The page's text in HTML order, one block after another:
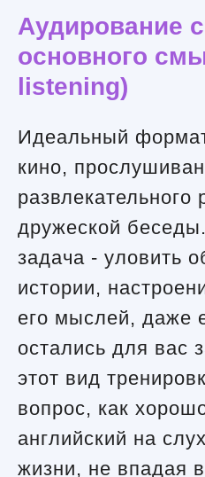
Аудирование
основного
listening)
Идеальный
кино,
развлекательного
дружеской
задача - уловить
истории,
его мыслей, даже
остались для вас
этот вид
вопрос, как
английский на
жизни, не впадая